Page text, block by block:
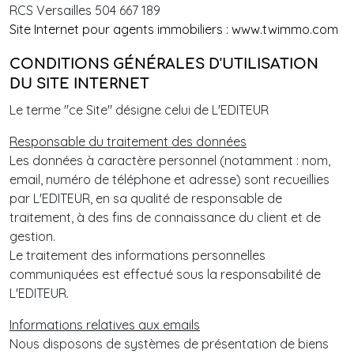
RCS Versailles 504 667 189
Site Internet pour agents immobiliers : www.twimmo.com
CONDITIONS GÉNÉRALES D'UTILISATION
DU SITE INTERNET
Le terme "ce Site" désigne celui de L'EDITEUR
Responsable du traitement des données
Les données à caractère personnel (notamment : nom,
email, numéro de téléphone et adresse) sont recueillies
par L'EDITEUR, en sa qualité de responsable de
traitement, à des fins de connaissance du client et de
gestion.
Le traitement des informations personnelles
communiquées est effectué sous la responsabilité de
L'EDITEUR.
Informations relatives aux emails
Nous disposons de systèmes de présentation de biens